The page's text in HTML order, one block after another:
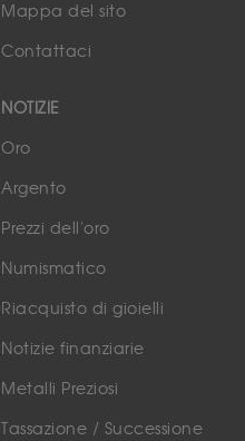
Mappa del sito
Contattaci
NOTIZIE
Oro
Argento
Prezzi dell'oro
Numismatico
Riacquisto di gioielli
Notizie finanziarie
Metalli Preziosi
Tassazione / Successione